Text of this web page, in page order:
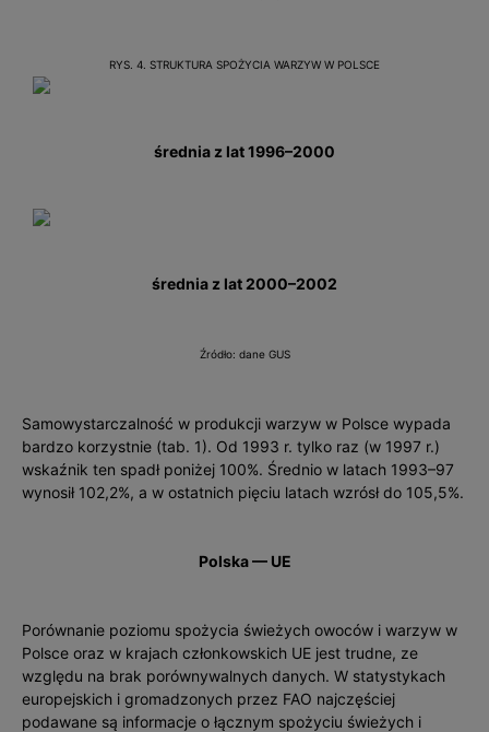
RYS. 4. STRUKTURA SPOŻYCIA WARZYW W POLSCE
średnia z lat 1996–2000
średnia z lat 2000–2002
Źródło: dane GUS
Samowystarczalność w produkcji warzyw w Polsce wypada
bardzo korzystnie (tab. 1). Od 1993 r. tylko raz (w 1997 r.)
wskaźnik ten spadł poniżej 100%. Średnio w latach 1993–97
wynosił 102,2%, a w ostatnich pięciu latach wzrósł do 105,5%.
Polska — UE
Porównanie poziomu spożycia świeżych owoców i warzyw w
Polsce oraz w krajach członkowskich UE jest trudne, ze
względu na brak porównywalnych danych. W statystykach
europejskich i gromadzonych przez FAO najczęściej
podawane są informacje o łącznym spożyciu świeżych i